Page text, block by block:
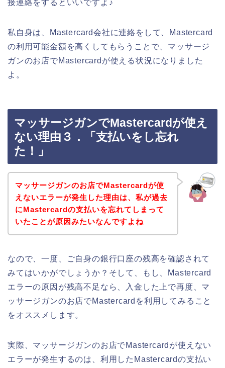
接連絡をするといいですよ♪
私自身は、Mastercard会社に連絡をして、Mastercard
の利用可能金額を高くしてもらうことで、マッサージ
ガンのお店でMastercardが使える状況になりました
よ。
マッサージガンでMastercardが使え
ない理由３．「支払いをし忘れ
た！」
マッサージガンのお店でMastercardが使
えないエラーが発生した理由は、私が過去
にMastercardの支払いを忘れてしまって
いたことが原因みたいなんですよね
なので、一度、ご自身の銀行口座の残高を確認されて
みてはいかがでしょうか？そして、もし、Mastercard
エラーの原因が残高不足なら、入金した上で再度、マ
ッサージガンのお店でMastercardを利用してみること
をオススメします。
実際、マッサージガンのお店でMastercardが使えない
エラーが発生するのは、利用したMastercardの支払い